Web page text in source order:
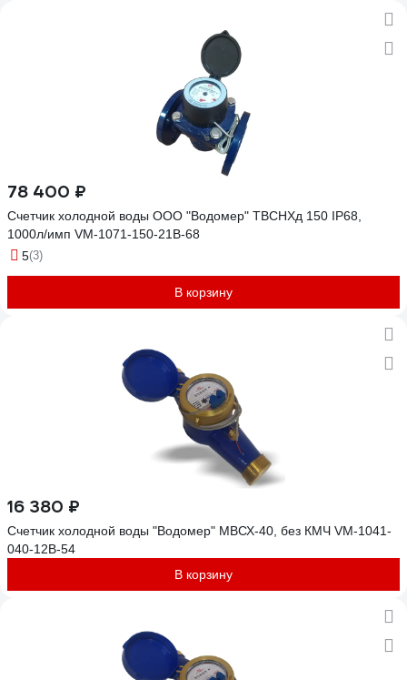
78 400 ₽
Счетчик холодной воды ООО "Водомер" ТВСНХд 150 IP68,
1000л/имп VM-1071-150-21B-68
5(3)
В корзину
16 380 ₽
Счетчик холодной воды "Водомер" МВСХ-40, без КМЧ VM-1041-
040-12B-54
В корзину